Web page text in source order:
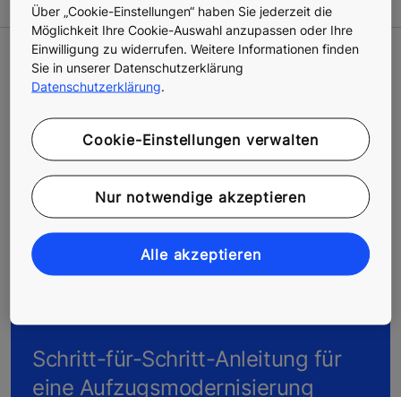
Schritt-für-Schritt-Anleitung für
eine Aufzugsmodernisierung
Über „Cookie-Einstellungen“ haben Sie jederzeit die
Möglichkeit Ihre Cookie-Auswahl anzupassen oder Ihre
Einwilligung zu widerrufen. Weitere Informationen finden
Sie in unserer Datenschutzerklärung
Datenschutzerklärung
Cookie-Einstellungen verwalten
Nur notwendige akzeptieren
Alle akzeptieren